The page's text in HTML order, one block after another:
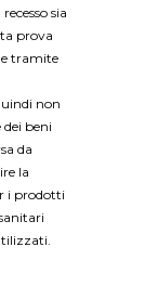
sia
prova
tramite
non
beni
da
la
i prodotti